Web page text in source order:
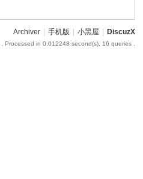
Archiver 手机版 小黑屋 DiscuzX
, Processed in 0.012248 second(s), 16 queries .